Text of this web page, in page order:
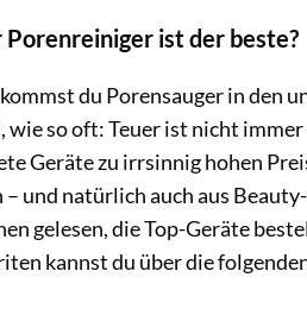
ist der beste?
du Porensauger in den
wie so oft: Teuer ist nicht immer
Geräte zu irrsinnig hohen
– und natürlich auch aus
gelesen, die Top-Geräte
kannst du über die